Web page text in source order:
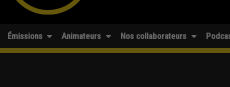
Émissions Animateurs Nos collaborateurs